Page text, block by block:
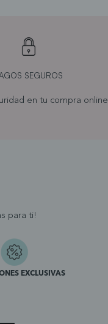
SEGUROS
en tu compra online
para ti!
EXCLUSIVAS